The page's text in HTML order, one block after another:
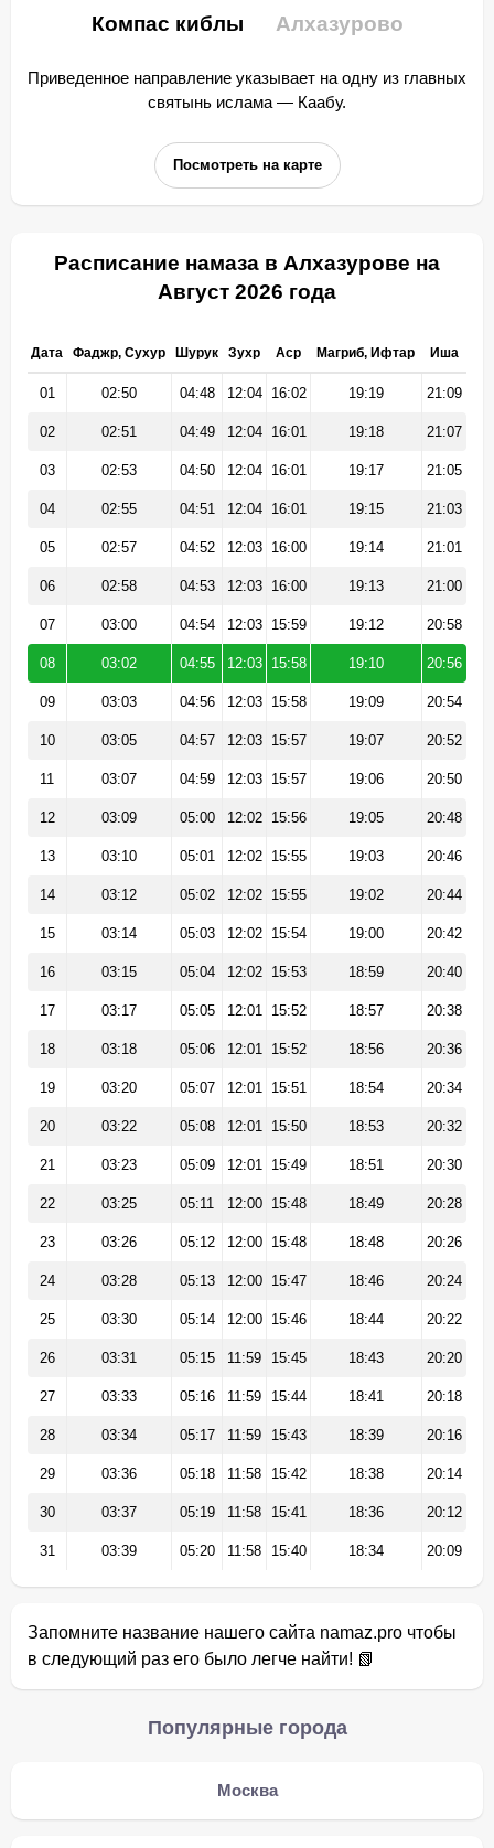
Компас киблы Алхазурово
Приведенное направление указывает на одну из главных
святынь ислама — Каабу.
Посмотреть на карте
Расписание намаза в Алхазурове на
Август 2026 года
Дата Фаджр, Сухур Шурук Зухр Аср Магриб, Ифтар Иша
01 02:50 04:48 12:04 16:02 19:19 21:09
02 02:51 04:49 12:04 16:01 19:18 21:07
03 02:53 04:50 12:04 16:01 19:17 21:05
04 02:55 04:51 12:04 16:01 19:15 21:03
05 02:57 04:52 12:03 16:00 19:14 21:01
06 02:58 04:53 12:03 16:00 19:13 21:00
07 03:00 04:54 12:03 15:59 19:12 20:58
08 03:02 04:55 12:03 15:58 19:10 20:56
09 03:03 04:56 12:03 15:58 19:09 20:54
10 03:05 04:57 12:03 15:57 19:07 20:52
11 03:07 04:59 12:03 15:57 19:06 20:50
12 03:09 05:00 12:02 15:56 19:05 20:48
13 03:10 05:01 12:02 15:55 19:03 20:46
14 03:12 05:02 12:02 15:55 19:02 20:44
15 03:14 05:03 12:02 15:54 19:00 20:42
16 03:15 05:04 12:02 15:53 18:59 20:40
17 03:17 05:05 12:01 15:52 18:57 20:38
18 03:18 05:06 12:01 15:52 18:56 20:36
19 03:20 05:07 12:01 15:51 18:54 20:34
20 03:22 05:08 12:01 15:50 18:53 20:32
21 03:23 05:09 12:01 15:49 18:51 20:30
22 03:25 05:11 12:00 15:48 18:49 20:28
23 03:26 05:12 12:00 15:48 18:48 20:26
24 03:28 05:13 12:00 15:47 18:46 20:24
25 03:30 05:14 12:00 15:46 18:44 20:22
26 03:31 05:15 11:59 15:45 18:43 20:20
27 03:33 05:16 11:59 15:44 18:41 20:18
28 03:34 05:17 11:59 15:43 18:39 20:16
29 03:36 05:18 11:58 15:42 18:38 20:14
30 03:37 05:19 11:58 15:41 18:36 20:12
31 03:39 05:20 11:58 15:40 18:34 20:09
Запомните название нашего сайта namaz.pro чтобы
в следующий раз его было легче найти! 📗
Популярные города
Москва